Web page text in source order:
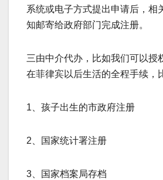
系统或电子方式提出申请后，相
知邮寄给政府部门完成注册。
三由中介代办，比如我们可以授
在菲律宾以后生活的全程手续，
1、孩子出生的市政府注册
2、国家统计署注册
3、国家档案局存档